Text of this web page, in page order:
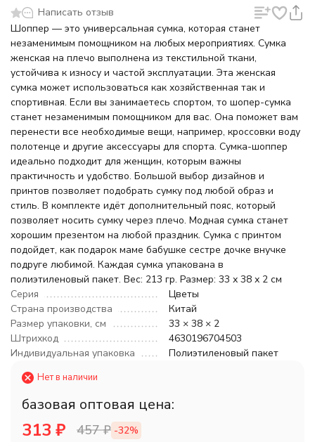
Написать отзыв
Шоппер — это универсальная сумка, которая станет
незаменимым помощником на любых мероприятиях. Сумка
женская на плечо выполнена из текстильной ткани,
устойчива к износу и частой эксплуатации. Эта женская
сумка может использоваться как хозяйственная так и
спортивная. Если вы занимаетесь спортом, то шопер-сумка
станет незаменимым помощником для вас. Она поможет вам
перенести все необходимые вещи, например, кроссовки воду
полотенце и другие аксессуары для спорта. Сумка-шоппер
идеально подходит для женщин, которым важны
практичность и удобство. Большой выбор дизайнов и
принтов позволяет подобрать сумку под любой образ и
стиль. В комплекте идёт дополнительный пояс, который
позволяет носить сумку через плечо. Модная сумка станет
хорошим презентом на любой праздник. Сумка с принтом
подойдет, как подарок маме бабушке сестре дочке внучке
подруге любимой. Каждая сумка упакована в
полиэтиленовый пакет. Вес: 213 гр. Размер: 33 х 38 х 2 см
Серия
Цветы
Страна производства
Китай
Размер упаковки, см
33 × 38 × 2
Штрихкод
4630196704503
Индивидуальная упаковка
Полиэтиленовый пакет
Нет в наличии
базовая оптовая цена:
313 ₽ 457₽ -32%